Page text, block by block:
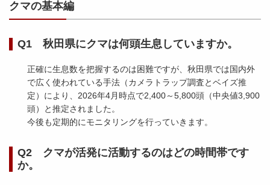
クマの基本編
Q1 秋田県にクマは何頭生息していますか。
正確に生息数を把握するのは困難ですが、秋田県では国内外
で広く使われている手法（カメラトラップ調査とベイズ推
定）により、2026年4月時点で2,400～5,800頭（中央値3,900
頭）と推定されました。
今後も定期的にモニタリングを行っていきます。
Q2 クマが活発に活動するのはどの時間帯です
か。